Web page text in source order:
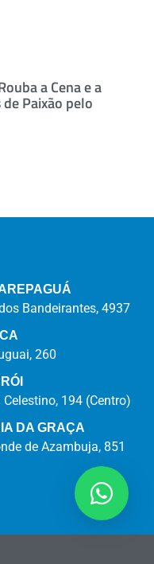
a Cena e a
Paixão pelo
Bandeirantes, 4937
260
Celestino, 194 (Centro)
DA GRAÇA
de Azambuja, 851